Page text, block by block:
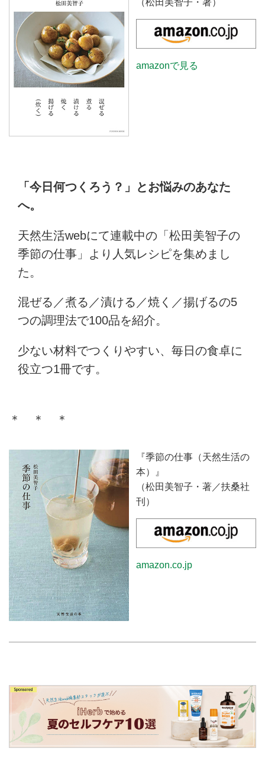
amazonで見る
「今日何つくろう？」とお悩みのあなた
へ。
天然生活webにて連載中の「松田美智子の
季節の仕事」より人気レシピを集めまし
た。
混ぜる／煮る／漬ける／焼く／揚げるの5
つの調理法で100品を紹介。
少ない材料でつくりやすい、毎日の食卓に
役立つ1冊です。
＊ ＊ ＊
『季節の仕事（天然生活の
本）』
（松田美智子・著／扶桑社
刊）
amazon.co.jp